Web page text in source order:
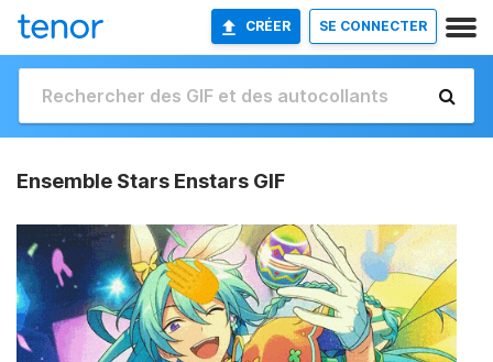
CRÉER SE CONNECTER
Ensemble Stars Enstars GIF